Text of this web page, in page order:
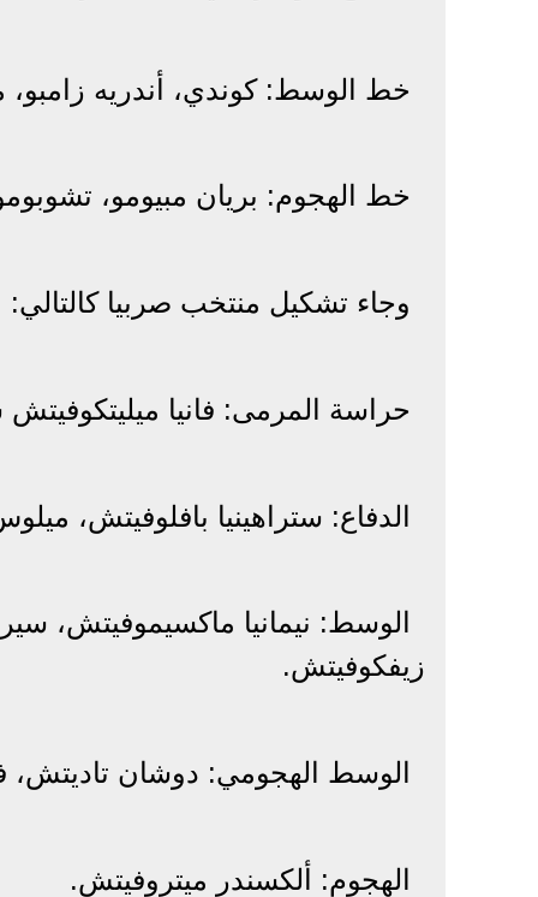
خط الوسط: كوندي، أندريه زامبو،
خط الهجوم: بريان مبيومو،
وجاء تشكيل منتخب صربيا كالتالي:
حراسة المرمى: فانيا
الدفاع: ستراهينيا بافلوفيتش،
الوسط: نيمانيا ماكسيموفيتش،
زيفكوفيتش.
الوسط الهجومي: دوشان تاديتش،
الهجوم: ألكسندر ميتروفيتش.